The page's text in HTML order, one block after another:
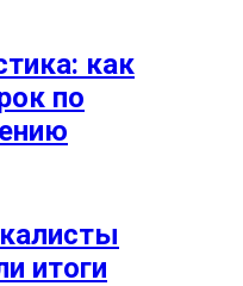
как
по
итоги